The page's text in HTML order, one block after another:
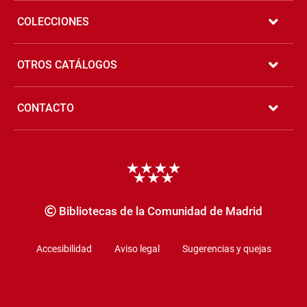
COLECCIONES
OTROS CATÁLOGOS
CONTACTO
Bibliotecas de la Comunidad de Madrid
Accesibilidad Aviso legal Sugerencias y quejas